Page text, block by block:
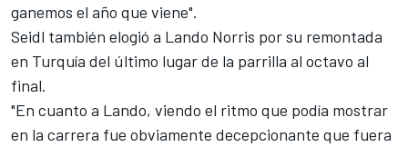
ganemos el año que viene".
Seidl también elogió a Lando Norris por su remontada
en Turquía del último lugar de la parrilla al octavo al
final.
"En cuanto a Lando, viendo el ritmo que podía mostrar
en la carrera fue obviamente decepcionante que fuera